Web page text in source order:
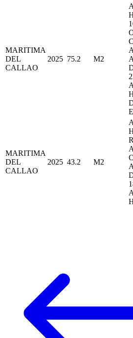
MARITIMA
DEL
CALLAO
2025 75.2 M2
MARITIMA
DEL
CALLAO
2025 43.2 M2